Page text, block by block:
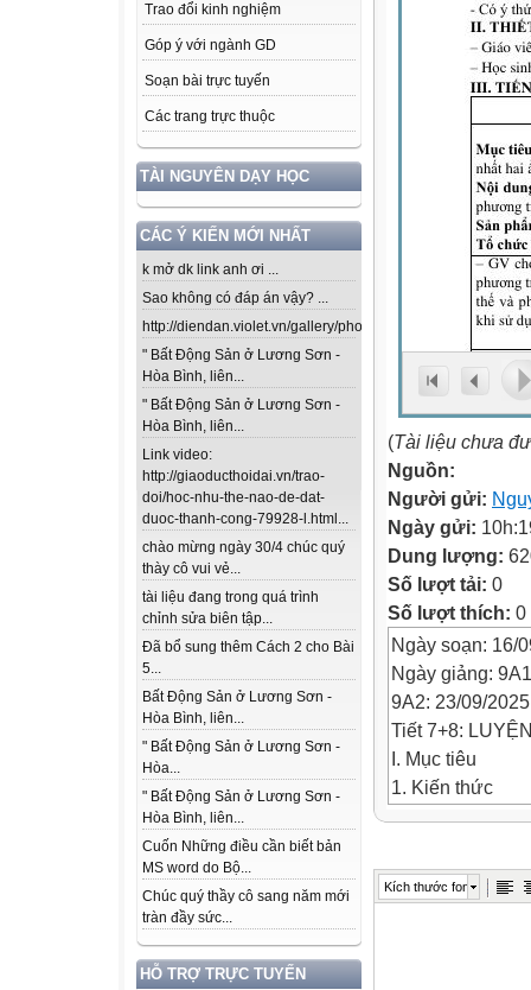
Trao đổi kinh nghiệm
Góp ý với ngành GD
Soạn bài trực tuyến
Các trang trực thuộc
TÀI NGUYÊN DẠY HỌC
CÁC Ý KIẾN MỚI NHẤT
k mở dk link anh ơi ...
Sao không có đáp án vậy? ...
http://diendan.violet.vn/gallery/photos/302...
" Bất Động Sản ở Lương Sơn -
Hòa Bình, liên...
" Bất Động Sản ở Lương Sơn -
Hòa Bình, liên...
Link video:
http://giaoducthoidai.vn/trao-
doi/hoc-nhu-the-nao-de-dat-
duoc-thanh-cong-79928-l.html...
chào mừng ngày 30/4 chúc quý
thày cô vui vẻ...
tài liệu đang trong quá trình
chỉnh sửa biên tập...
Đã bổ sung thêm Cách 2 cho Bài
5...
Bất Động Sản ở Lương Sơn -
Hòa Bình, liên...
" Bất Động Sản ở Lương Sơn -
Hòa...
" Bất Động Sản ở Lương Sơn -
Hòa Bình, liên...
Cuốn Những điều cần biết bản
MS word do Bộ...
Chúc quý thầy cô sang năm mới
tràn đầy sức...
HỖ TRỢ TRỰC TUYẾN
(Tài liệu chưa
Nguồn:
Người gửi:
Ngày gửi:
Dung lượng:
Số lượt tải: 0
Số lượt thích: 0
Ngày soạn: 16/
Ngày giảng:
9A2: 23/09/2025
Tiết 7+8:
I. Mục tiêu
1. Kiến thức
cộng đại số.
– Nghiệm của
Kích thước font